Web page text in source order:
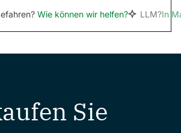
Wie können wir helfen? LLM?In
Sie